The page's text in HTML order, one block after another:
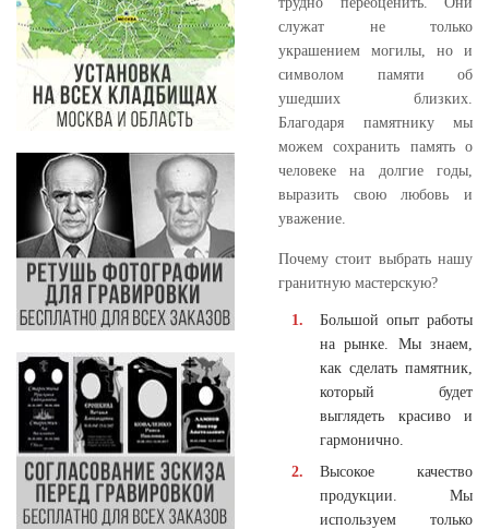
служат не только
украшением могилы, но и
символом памяти об
ушедших близких.
Благодаря памятнику мы
можем сохранить память о
человеке на долгие годы,
выразить свою любовь и
уважение.
Почему стоит выбрать нашу
гранитную мастерскую?
Большой опыт работы
на рынке. Мы знаем,
как сделать памятник,
который будет
выглядеть красиво и
гармонично.
Высокое качество
продукции. Мы
используем только